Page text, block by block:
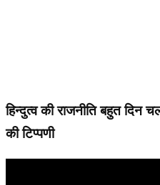
हिन्दुत्व की राजनीति बहुत दिन
की टिप्पणी